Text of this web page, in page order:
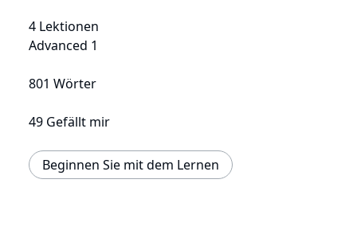
4 Lektionen
Advanced 1
801 Wörter
49 Gefällt mir
Beginnen Sie mit dem Lernen